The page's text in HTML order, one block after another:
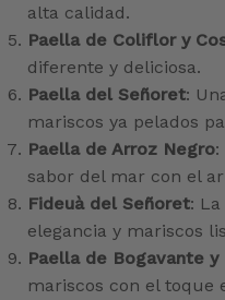
alta calidad.
Paella de Coliflor y
diferente y deliciosa.
Paella del Señoret:
mariscos ya pelados
Paella de Arroz Negro:
sabor del mar con el
Fideuà del Señoret: La
elegancia y mariscos
Paella de Bogavante y
mariscos con el toque